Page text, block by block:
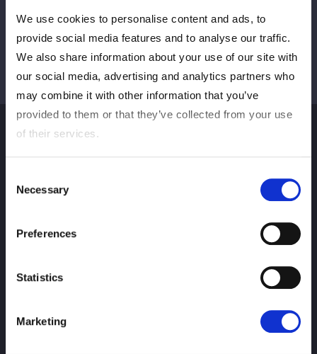
We use cookies to personalise content and ads, to
provide social media features and to analyse our traffic.
We also share information about your use of our site with
our social media, advertising and analytics partners who
may combine it with other information that you’ve
provided to them or that they’ve collected from your use
of their services.
Selection
Necessary
Preferences
Statistics
Marketing
ВЕРШИНА